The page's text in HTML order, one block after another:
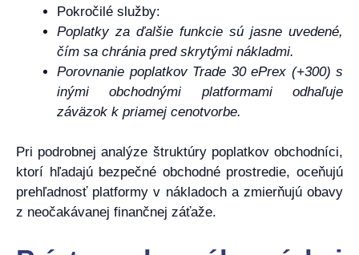
Pokročilé služby:
Poplatky za ďalšie funkcie sú jasne uvedené,
čím sa chránia pred skrytými nákladmi.
Porovnanie poplatkov Trade 30 ePrex (+300) s
inými obchodnými platformami odhaľuje
záväzok k priamej cenotvorbe.
Pri podrobnej analýze štruktúry poplatkov obchodníci,
ktorí hľadajú bezpečné obchodné prostredie, oceňujú
prehľadnosť platformy v nákladoch a zmierňujú obavy
z neočakávanej finančnej záťaže.